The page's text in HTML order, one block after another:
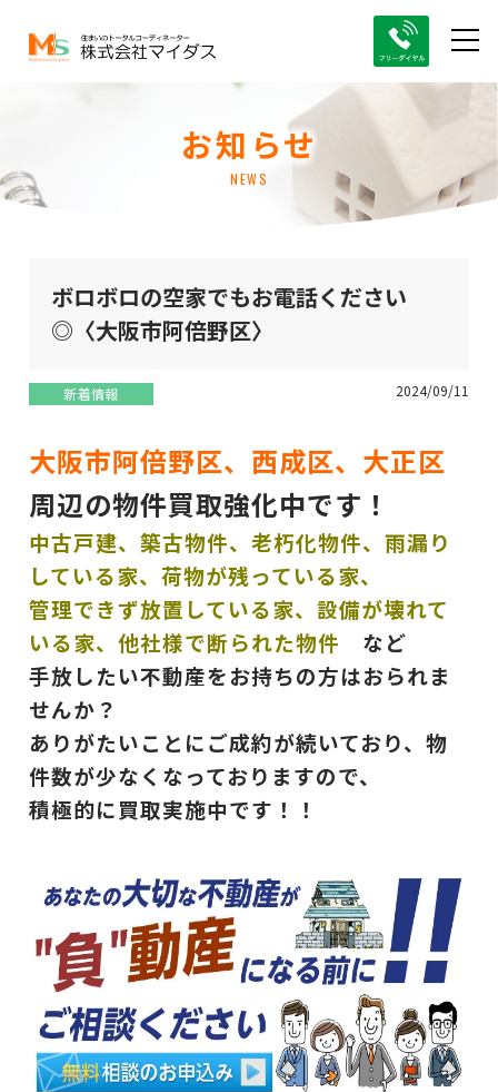
お知らせ
NEWS
ボロボロの空家でもお電話ください
◎〈大阪市阿倍野区〉
新着情報 2024/09/11
大阪市阿倍野区、西成区、大正区
周辺の物件買取強化中です！
中古戸建、築古物件、老朽化物件、雨漏り
している家、荷物が残っている家、
管理できず放置している家、 設備が壊れて
いる家、他社様で断られた物件 など
手放したい不動産をお持ちの方はおられま
せんか？
ありがたいことにご成約が続いており、物
件数が少なくなっておりますので、
積極的に買取実施中です！！